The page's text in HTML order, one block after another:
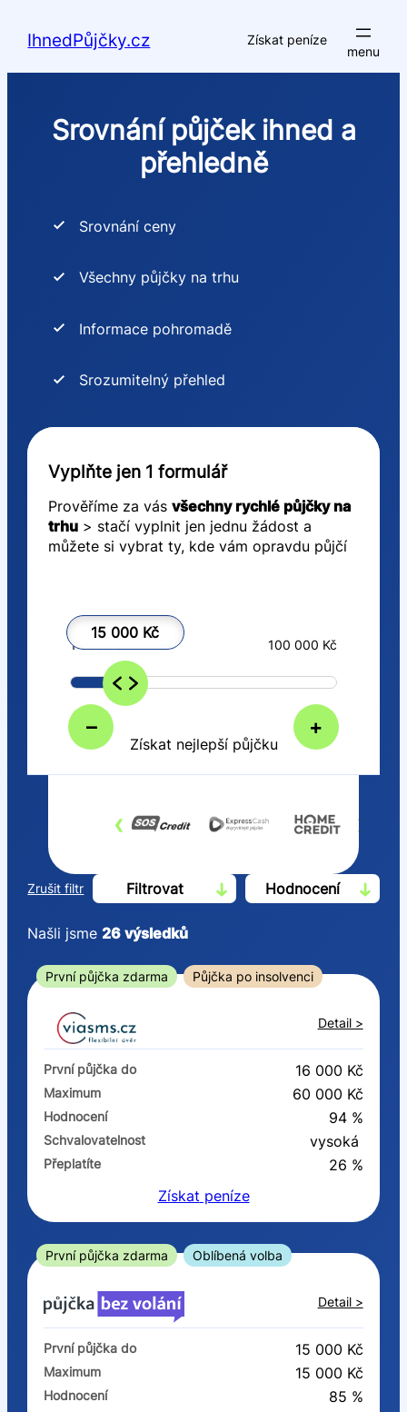
IhnedPůjčky.cz Získat peníze
Srovnání půjček ihned a
přehledně
Srovnání ceny
Všechny půjčky na trhu
Informace pohromadě
Srozumitelný přehled
Vyplňte jen 1 formulář
Prověříme za vás všechny rychlé půjčky na
trhu> stačí vyplnit jen jednu žádost a
můžete si vybrat ty, kde vám opravdu půjčí
15 000 Kč
– +
1 000 Kč 100 000 Kč
Získat nejlepší půjčku
‹ ›
Zrušit filtr Filtrovat Hodnocení
Od
První půjčka zdarma
–
ano
Ve zkušebce
ano
ne
V exekuci
ano
ne
Po insolvenci
Našli jsme26 výsledků
První půjčka zdarma Půjčka po insolvenci
Detail >
První půjčka do 16 000 Kč
Maximum 60 000 Kč
Hodnocení 94 %
Schvalovatelnost vysoká
Přeplatíte
26 %
Získat peníze
První půjčka zdarma Oblíbená volba
Detail >
První půjčka do 15 000 Kč
Maximum 15 000 Kč
Hodnocení 85 %